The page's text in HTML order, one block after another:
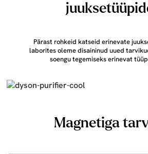
Pärast rohkeid katseid erinevate
laborites oleme disaininud uued
soengu tegemiseks erinevat
Magnetiga